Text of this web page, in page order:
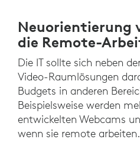
Neuorientierung
die Remote-
Die IT sollte sich neben
Video-Raumlösungen
Budgets in anderen
Beispielsweise werden
entwickelten Webcams
wenn sie remote arbeiten.